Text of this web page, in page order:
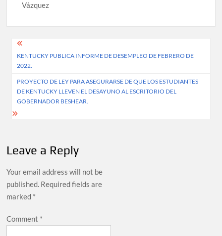
Vázquez
Post
navigation
KENTUCKY PUBLICA INFORME DE DESEMPLEO DE FEBRERO DE
2022.
PROYECTO DE LEY PARA ASEGURARSE DE QUE LOS ESTUDIANTES
DE KENTUCKY LLEVEN EL DESAYUNO AL ESCRITORIO DEL
GOBERNADOR BESHEAR.
Leave a Reply
Your email address will not be
published. Required fields are
marked *
Comment *